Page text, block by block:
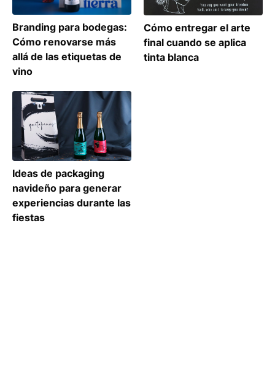
Branding para bodegas:
Cómo renovarse más
allá de las etiquetas de
vino
Cómo entregar el arte
final cuando se aplica
tinta blanca
Ideas de packaging
navideño para generar
experiencias durante las
fiestas